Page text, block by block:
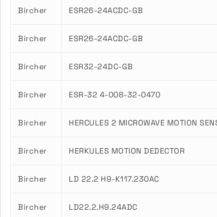
Bircher ESR26-24ACDC-GB
Bircher ESR26-24ACDC-GB
Bircher ESR32-24DC-GB
Bircher ESR-32 4-008-32-0470
Bircher HERCULES 2 MICROWAVE MOTION
Bircher HERKULES MOTION DEDECTOR
Bircher LD 22.2 H9-K117.230AC
Bircher LD22.2.H9.24ADC